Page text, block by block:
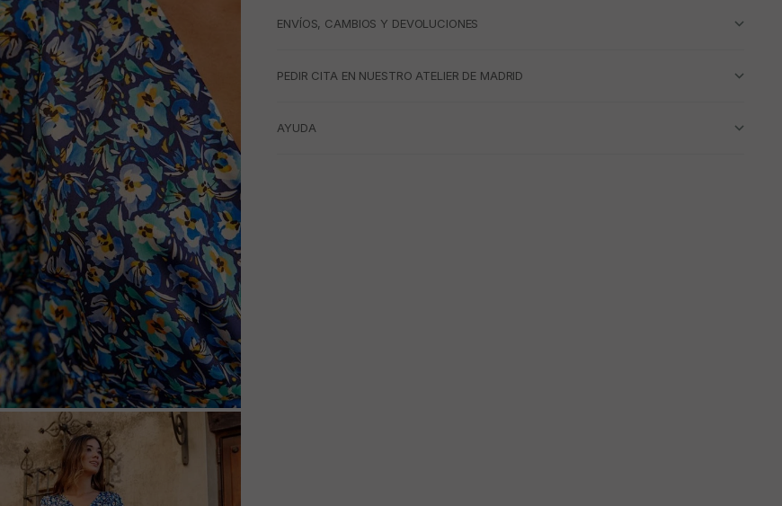
ENVÍOS, CAMBIOS Y DEVOLUCIONES
PEDIR CITA EN NUESTRO ATELIER DE MADRID
AYUDA